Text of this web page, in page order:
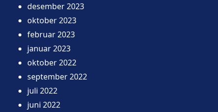
desember 2023
oktober 2023
februar 2023
januar 2023
oktober 2022
september 2022
juli 2022
juni 2022